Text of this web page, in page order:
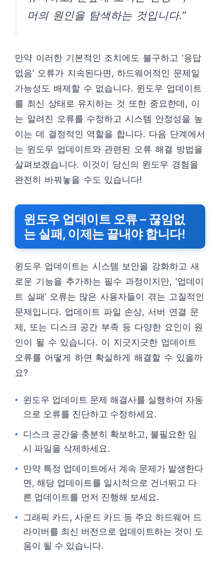
머의 원인을 탐색하는 것입니다.”
만약 이러한 기본적인 조치에도 불구하고 ‘응답
없음’ 오류가 지속된다면, 하드웨어적인 문제일
가능성도 배제할 수 없습니다. 윈도우 업데이트
를 최신 상태로 유지하는 것 또한 중요한데, 이
는 알려진 오류를 수정하고 시스템 안정성을 높
이는 데 결정적인 역할을 합니다. 다음 단계에서
는 윈도우 업데이트와 관련된 오류 해결 방법을
살펴보겠습니다. 이것이 당신의 윈도우 경험을
완전히 바꿔놓을 수도 있습니다!
윈도우 업데이트 오류 – 끊임없
는 실패, 이제는 끝내야 합니다!
윈도우 업데이트는 시스템 보안을 강화하고 새
로운 기능을 추가하는 필수 과정이지만, ‘업데이
트 실패’ 오류는 많은 사용자들이 겪는 고질적인
문제입니다. 업데이트 파일 손상, 서버 연결 문
제, 또는 디스크 공간 부족 등 다양한 요인이 원
인이 될 수 있습니다. 이 지긋지긋한 업데이트
오류를 어떻게 하면 확실하게 해결할 수 있을까
요?
윈도우 업데이트 문제 해결사를 실행하여 자동
으로 오류를 진단하고 수정하세요.
디스크 공간을 충분히 확보하고, 불필요한 임
시 파일을 삭제하세요.
만약 특정 업데이트에서 계속 문제가 발생한다
면, 해당 업데이트를 일시적으로 건너뛰고 다
른 업데이트를 먼저 진행해 보세요.
그래픽 카드, 사운드 카드 등 주요 하드웨어 드
라이버를 최신 버전으로 업데이트하는 것이 도
움이 될 수 있습니다.